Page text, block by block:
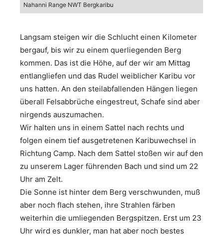
Nahanni Range NWT Bergkaribu
Langsam steigen wir die Schlucht einen Kilometer
bergauf, bis wir zu einem querliegenden Berg
kommen. Das ist die Höhe, auf der wir am Mittag
entlangliefen und das Rudel weiblicher Karibu vor
uns hatten. An den steilabfallenden Hängen liegen
überall Felsabbrüche eingestreut, Schafe sind aber
nirgends auszumachen.
Wir halten uns in einem Sattel nach rechts und
folgen einem tief ausgetretenen Karibuwechsel in
Richtung Camp. Nach dem Sattel stoßen wir auf den
zu unserem Lager führenden Bach und sind um 22
Uhr am Zelt.
Die Sonne ist hinter dem Berg verschwunden, muß
aber noch flach stehen, ihre Strahlen färben
weiterhin die umliegenden Bergspitzen. Erst um 23
Uhr wird es dunkler, man hat aber noch bestes